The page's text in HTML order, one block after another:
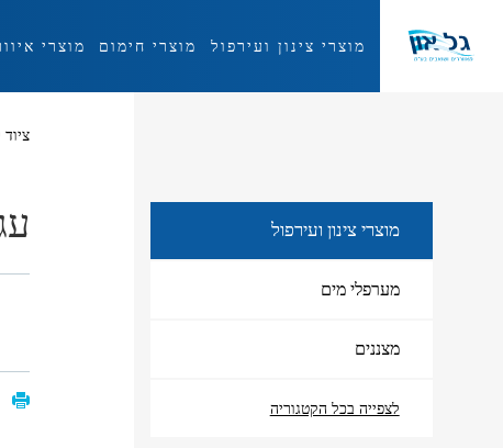
מוצרי צינון ועירפול
מוצרי צינון ועירפול מוצרי חימום מוצרי
מוצרי צינון ועירפול
מערפלי מים
מצננים
לצפייה בכל הקטגוריה